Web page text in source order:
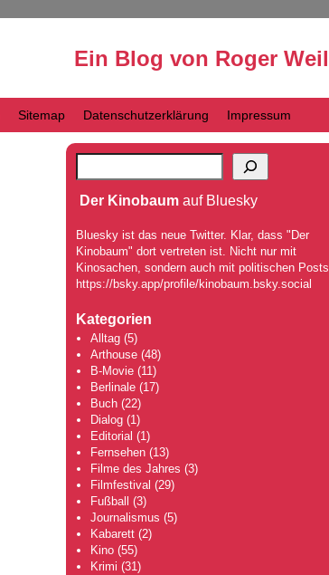
Ein Blog von Roger Weil
Sitemap Datenschutzerklärung Impressum
Der Kinobaumauf Bluesky
Bluesky ist das neue Twitter. Klar, dass "Der
Kinobaum" dort vertreten ist. Nicht nur mit
Kinosachen, sondern auch mit politischen Posts.
https://bsky.app/profile/kinobaum.bsky.social
Kategorien
Alltag(5)
Arthouse(48)
B-Movie(11)
Berlinale(17)
Buch(22)
Dialog(1)
Editorial (1)
Fernsehen(13)
Filme des Jahres (3)
Filmfestival (29)
Fußball (3)
Journalismus (5)
Kabarett(2)
Kino(55)
Krimi (31)